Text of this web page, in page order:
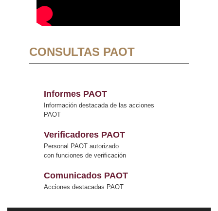
CONSULTAS PAOT
Informes PAOT
Información destacada de las acciones
PAOT
Verificadores PAOT
Personal PAOT autorizado
con funciones de verificación
Comunicados PAOT
Acciones destacadas PAOT